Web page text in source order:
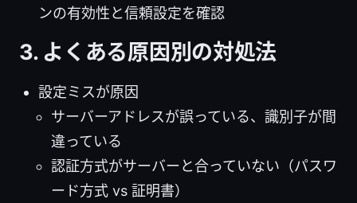
ンの有効性と信頼設定を確認
3. よくある原因別の対処法
設定ミスが原因
サーバーアドレスが誤っている、識別子が間
違っている
認証方式がサーバーと合っていない（パスワ
ード方式 vs 証明書）